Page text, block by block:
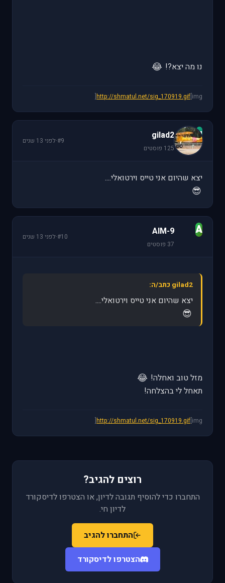
נו מה יצא?! 😂
http://shmatul.net/sig_170919.gif [img[
g
gilad2
125 פוסטים
#9
·לפני 13 שנים
יצא שהיום אני טייס וירטואלי....
😎
A
AIM-9
37 פוסטים
#10
·לפני 13 שנים
gilad2 כתב/ה:
יצא שהיום אני טייס וירטואלי....
😎
מזל טוב ואחלה! 😂
תאחל לי בהצלחה!
http://shmatul.net/sig_170919.gif[img[
רוצים להגיב?
התחברו כדי להוסיף תגובה לדיון, או הצטרפו לדיסקורד
לדיון חי.
התחברו להגיב
הצטרפו לדיסקורד